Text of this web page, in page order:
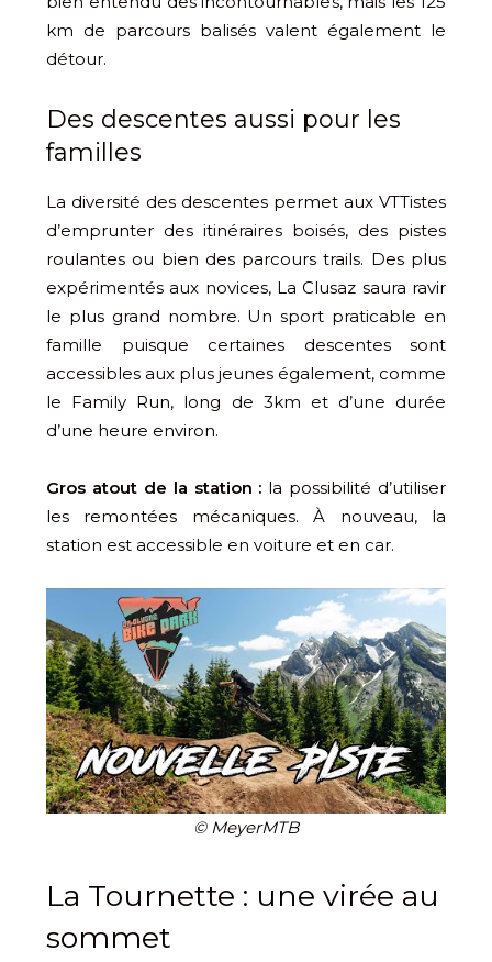
km de parcours balisés valent également le
détour.
Des descentes aussi pour les
familles
La diversité des descentes permet aux VTTistes
d’emprunter des itinéraires boisés, des pistes
roulantes ou bien des parcours trails. Des plus
expérimentés aux novices, La Clusaz saura ravir
le plus grand nombre. Un sport praticable en
famille puisque certaines descentes sont
accessibles aux plus jeunes également, comme
le Family Run, long de 3km et d’une durée
d’une heure environ.
Gros atout de la station : la possibilité d’utiliser
les remontées mécaniques. À nouveau, la
station est accessible en voiture et en car.
© MeyerMTB
La Tournette : une virée au
sommet